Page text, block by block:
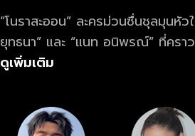
“โนราสะออน” ละครม่วนซื่นชุลมุนหั
ยุทธนา” และ “แนท อนิพรณ์” ที่ครา
ใต้ตาคมแฝงตัวเข้าไปในโรงงานขอ
ดูเพิ่มเติม